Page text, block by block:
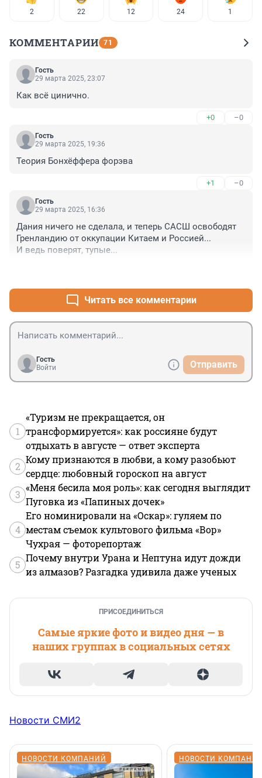
2 22 12 24 1
КОММЕНТАРИИ 71
Гость
29 марта 2025, 23:07
Как всё цинично.
+0 –0
Гость
29 марта 2025, 19:36
Теория Бонхёффера форэва
+1 –0
Гость
29 марта 2025, 16:36
Дания ничего не сделала, и теперь САСШ освободят
Гренландию от оккупации Китаем и Россией...
И ведь поверят, тупые...
Читать все комментарии
Гость
Войти
Отправить
1
«Туризм не прекращается, он
трансформируется»: как россияне будут
отдыхать в августе — ответ эксперта
2
Кому признаются в любви, а кому разобьют
сердце: любовный гороскоп на август
3
«Меня бесила моя роль»: как сегодня выглядит
Пуговка из «Папиных дочек»
4
Его номинировали на «Оскар»: гуляем по
местам съемок культового фильма «Вор»
Чухрая — фоторепортаж
5
Почему внутри Урана и Нептуна идут дожди
из алмазов? Разгадка удивила даже ученых
ПРИСОЕДИНИТЬСЯ
Самые яркие фото и видео дня — в
наших группах в социальных сетях
Новости СМИ2
НОВОСТИ КОМПАНИЙ НОВОСТИ